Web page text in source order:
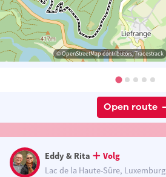
© OpenStreetMap contributors, Tracestrack
Open route
Eddy & Rita
Volg
Lac de la Haute-Sûre, Luxemburg